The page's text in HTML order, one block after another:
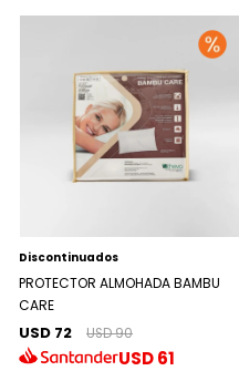
Discontinuados
PROTECTOR ALMOHADA BAMBU
CARE
USD 72 USD 90
USD61